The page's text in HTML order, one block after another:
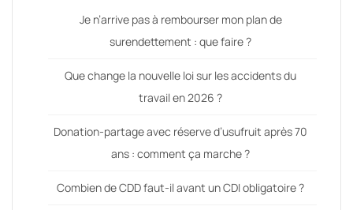
Je n’arrive pas à rembourser mon plan de
surendettement : que faire ?
Que change la nouvelle loi sur les accidents du
travail en 2026 ?
Donation-partage avec réserve d’usufruit après 70
ans : comment ça marche ?
Combien de CDD faut-il avant un CDI obligatoire ?